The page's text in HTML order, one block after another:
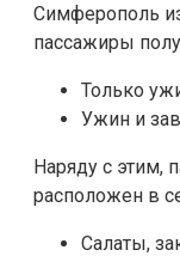
Симферополь
пассажиры
Только
Ужин и
Наряду с этим,
расположен в
Салаты,